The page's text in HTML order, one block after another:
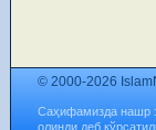
© 2000-2026
Саҳифамизда нашр
олинди деб